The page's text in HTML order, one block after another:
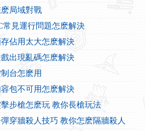
局域對戰
常見運行問題怎麽解決
佔用太大怎麽解決
出現亂碼怎麽解決
台怎麽用
包不可用怎麽解決
步槍怎麽玩 教你長槍玩法
穿牆殺人技巧 教你怎麽隔牆殺人